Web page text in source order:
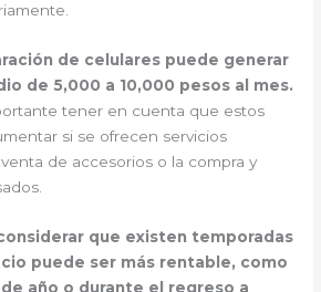
de celulares puede generar
de 5,000 a 10,000 pesos al mes.
tener en cuenta que estos
si se ofrecen servicios
de accesorios o la compra y
que existen temporadas
puede ser más rentable, como
año o durante el regreso a